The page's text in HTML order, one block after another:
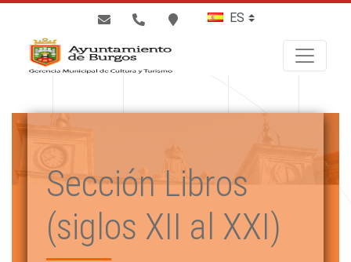
Sección Libros
(siglos XII al XXI)